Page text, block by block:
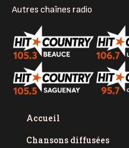
Autres chaînes radio
Accueil
Chansons diffusées